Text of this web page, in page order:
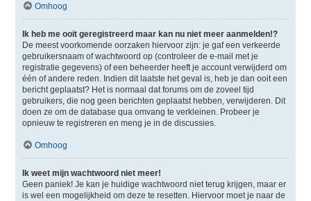
Omhoog
Ik heb me ooit geregistreerd maar kan nu niet meer aanmelden!?
De meest voorkomende oorzaken hiervoor zijn: je gaf een verkeerde
gebruikersnaam of wachtwoord op (controleer de e-mail met je
registratie gegevens) of een beheerder heeft je account verwijderd om
één of andere reden. Indien dit laatste het geval is, heb je dan ooit een
bericht geplaatst? Het is normaal dat forums om de zoveel tijd
gebruikers, die nog geen berichten geplaatst hebben, verwijderen. Dit
doen ze om de database qua omvang te verkleinen. Probeer je
opnieuw te registreren en meng je in de discussies.
Omhoog
Ik weet mijn wachtwoord niet meer!
Geen paniek! Je kan je huidige wachtwoord niet terug krijgen, maar er
is wel een mogelijkheid om deze te resetten. Hiervoor moet je naar de